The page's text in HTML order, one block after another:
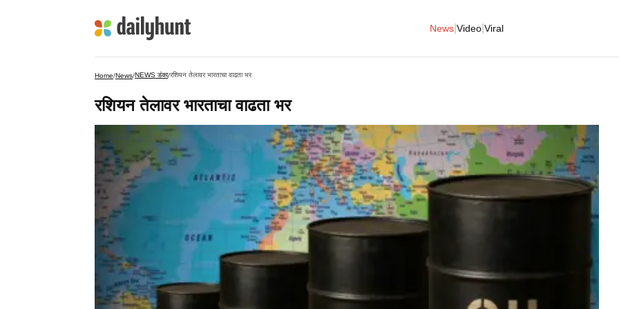
News Video Viral
Home/News/NEWS डंका/रशियन तेलावर भारताचा वाढता भर
रशियन तेलावर भारताचा वाढता भर